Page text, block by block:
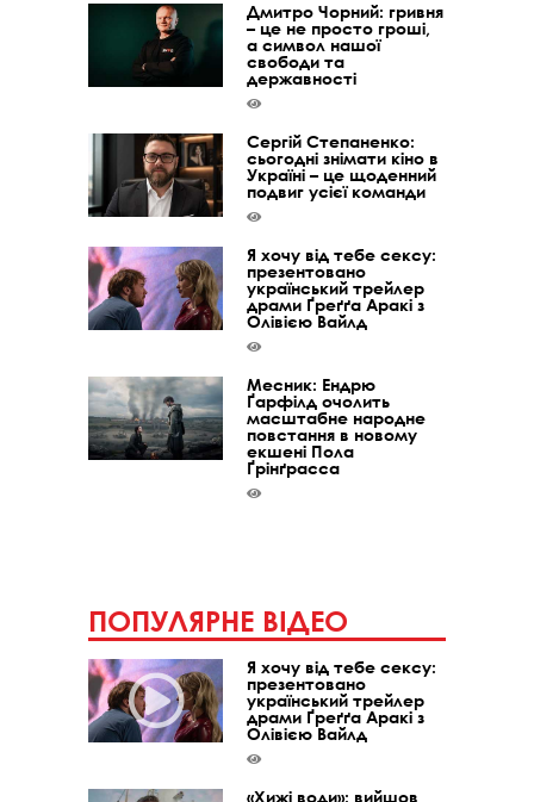
Дмитро Чорний: гривня
– це не просто гроші,
а символ нашої
свободи та
державності
Сергій Степаненко:
сьогодні знімати кіно в
Україні – це щоденний
подвиг усієї команди
Я хочу від тебе сексу:
презентовано
український трейлер
драми Ґреґґа Аракі з
Олівією Вайлд
Месник: Ендрю
Ґарфілд очолить
масштабне народне
повстання в новому
екшені Пола
Ґрінґрасса
ПОПУЛЯРНЕ ВІДЕО
Я хочу від тебе сексу:
презентовано
український трейлер
драми Ґреґґа Аракі з
Олівією Вайлд
«Хижі води»: вийшов